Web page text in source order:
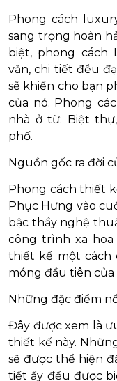
Phong cách
sang trọng hoàn
biệt, phong cách
văn, chi tiết đều
sẽ khiến cho bạn
của nó. Phong
nhà ở từ: Biệt
phố.
Nguồn gốc ra đời
Phong cách thiết
Phục Hưng vào
bậc thầy nghệ
công trình xa
thiết kế một cách
móng đầu tiên
Những đặc điểm
Đây được xem là
thiết kế này.
sẽ được thể hiện
tiết ấy đều được